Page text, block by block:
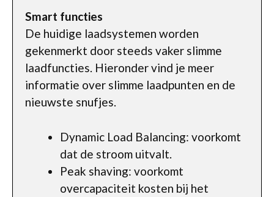
Smart functies
De huidige laadsystemen worden
gekenmerkt door steeds vaker slimme
laadfuncties. Hieronder vind je meer
informatie over slimme laadpunten en de
nieuwste snufjes.
Dynamic Load Balancing: voorkomt
dat de stroom uitvalt.
Peak shaving: voorkomt
overcapaciteit kosten bij het